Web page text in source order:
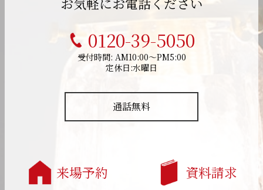
0120-39-5050
受付時間: AM10:00～PM5:00
定休日:水曜日
通話無料
来場予約 資料請求